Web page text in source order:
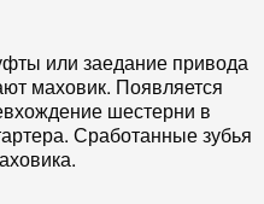
или заедание привода
маховик. Появляется
шестерни в
Сработанные зубья